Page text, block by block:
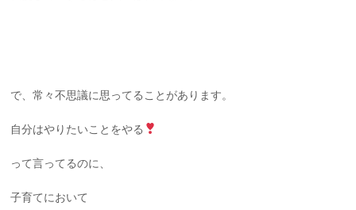
で、常々不思議に思ってることがあります。
自分はやりたいことをやる
って言ってるのに、
子育てにおいて